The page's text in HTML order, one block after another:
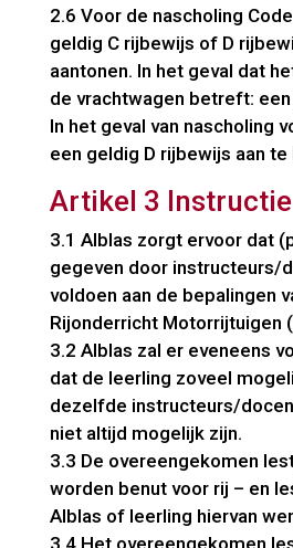
2.6 Voor de nascholing
geldig C rijbewijs of D
aantonen. In het geval dat
de vrachtwagen betreft:
In het geval van nascholing
een geldig D rijbewijs aan te
Artikel 3 Instructie
3.1 Alblas zorgt ervoor dat
gegeven door instructeurs/
voldoen aan de bepalingen
Rijonderricht Motorrijtuigen
3.2 Alblas zal er eveneens
dat de leerling zoveel
dezelfde instructeurs/
niet altijd mogelijk zijn.
3.3 De overeengekomen
worden benut voor rij – en
Alblas of leerling hiervan
3.4 Het overeengekomen